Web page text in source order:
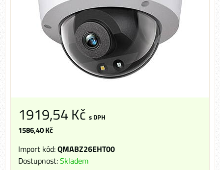
1919,54 Kč s DPH
1586,40 Kč
Import kód:QMABZ26EHT00
Dostupnost:Skladem